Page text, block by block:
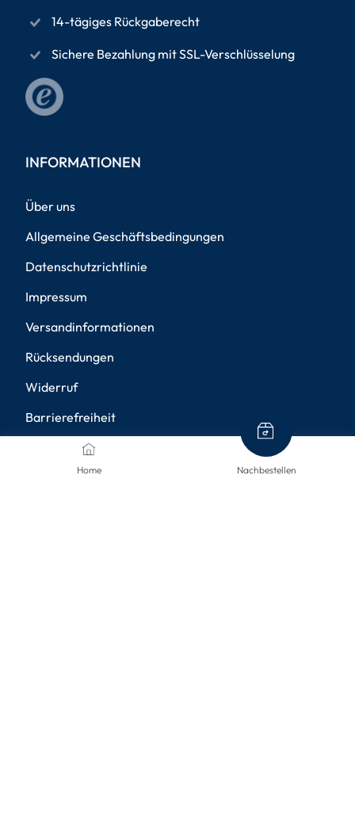
Home Nachbestellen
14-tägiges Rückgaberecht
Sichere Bezahlung mit SSL-Verschlüsselung
INFORMATIONEN
Über uns
Allgemeine Geschäftsbedingungen
Datenschutzrichtlinie
Impressum
Versandinformationen
Rücksendungen
Widerruf
Barrierefreiheit
Privatsphäre-Einstellungen